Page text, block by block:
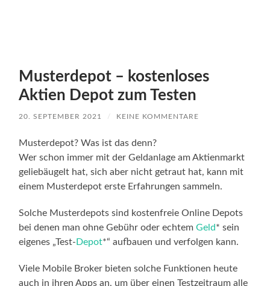
Musterdepot – kostenloses
Aktien Depot zum Testen
20. SEPTEMBER 2021 / KEINE KOMMENTARE
Musterdepot? Was ist das denn?
Wer schon immer mit der Geldanlage am Aktienmarkt
geliebäugelt hat, sich aber nicht getraut hat, kann mit
einem Musterdepot erste Erfahrungen sammeln.
Solche Musterdepots sind kostenfreie Online Depots
bei denen man ohne Gebühr oder echtemGeld* sein
eigenes „Test- Depot*“ aufbauen und verfolgen kann.
Viele Mobile Broker bieten solche Funktionen heute
auch in ihren Apps an, um über einen Testzeitraum alle